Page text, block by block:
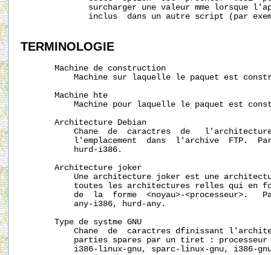
surcharger une valeur mme lorsque
inclus  dans un autre script (par
TERMINOLOGIE
       Machine de construction
Machine sur laquelle le paquet est
       Machine hte
Machine pour laquelle le paquet est
       Architecture Debian
Chane  de  caractres  de
l'emplacement  dans  l'archive  FTP.
           hurd-i386.
       Architecture joker
Une architecture joker est une
toutes les architectures relles qui en
de  la  forme  <noyau>-<processeur>.
           any-i386, hurd-any.
       Type de systme GNU
Chane  de  caractres dfinissant
parties spares par un tiret :
i386-linux-gnu, sparc-linux-gnu, i386-